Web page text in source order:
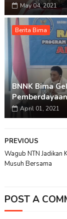
May 04, 2021
Berita Bima
BNNK Bima
April 01, 2021
PREVIOUS
Wagub NTN Jadikan
Musuh Bersama
POST A